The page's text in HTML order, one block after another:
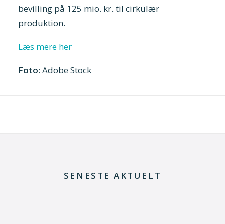
bevilling på 125 mio. kr. til cirkulær
produktion.
Læs mere her
Foto: Adobe Stock
SENESTE AKTUELT